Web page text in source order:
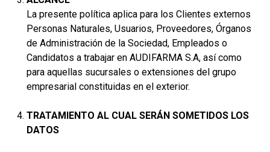
La presente política aplica para los Clientes externos
Personas Naturales, Usuarios, Proveedores, Órganos
de Administración de la Sociedad, Empleados o
Candidatos a trabajar en AUDIFARMA S.A, así como
para aquellas sucursales o extensiones del grupo
empresarial constituidas en el exterior.
TRATAMIENTO AL CUAL SERÁN SOMETIDOS LOS
DATOS